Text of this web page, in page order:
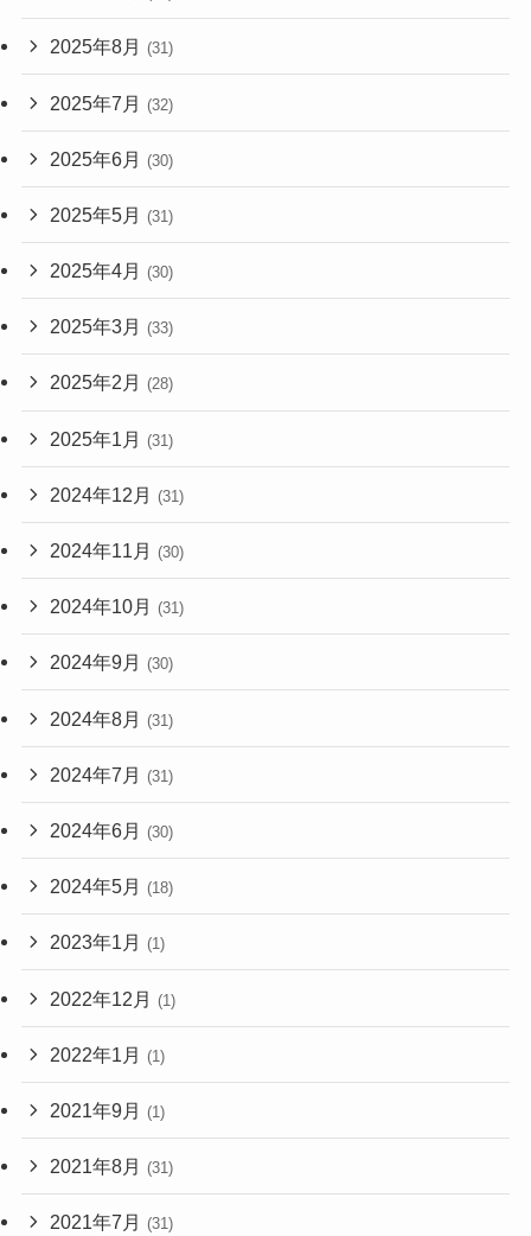
2025年8月 (31)
2025年7月 (32)
2025年6月 (30)
2025年5月 (31)
2025年4月 (30)
2025年3月 (33)
2025年2月 (28)
2025年1月 (31)
2024年12月 (31)
2024年11月 (30)
2024年10月 (31)
2024年9月 (30)
2024年8月 (31)
2024年7月 (31)
2024年6月 (30)
2024年5月 (18)
2023年1月 (1)
2022年12月 (1)
2022年1月 (1)
2021年9月 (1)
2021年8月 (31)
2021年7月 (31)